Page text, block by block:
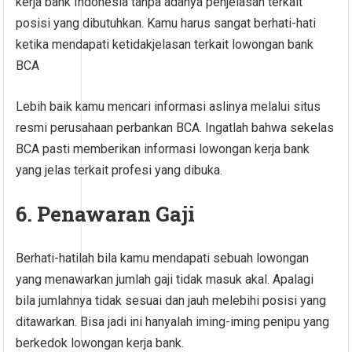
posisi yang dibutuhkan. Kamu harus sangat berhati-hati
ketika mendapati ketidakjelasan terkait lowongan bank
BCA
Lebih baik kamu mencari informasi aslinya melalui situs
resmi perusahaan perbankan BCA. Ingatlah bahwa sekelas
BCA pasti memberikan informasi lowongan kerja bank
yang jelas terkait profesi yang dibuka.
6. Penawaran Gaji
Berhati-hatilah bila kamu mendapati sebuah lowongan
yang menawarkan jumlah gaji tidak masuk akal. Apalagi
bila jumlahnya tidak sesuai dan jauh melebihi posisi yang
ditawarkan. Bisa jadi ini hanyalah iming-iming penipu yang
berkedok lowongan kerja bank.